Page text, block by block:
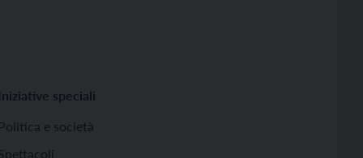
Iniziative speciali
Politica e società